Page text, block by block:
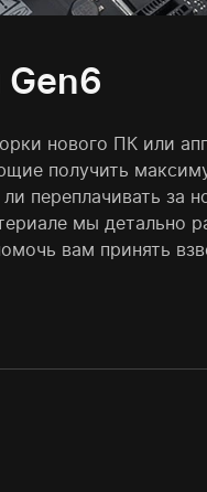
нового ПК или
получить
переплачивать за
мы детально
вам принять